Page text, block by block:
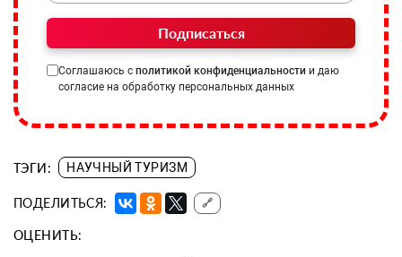
Подписаться
Соглашаюсь с политикой конфиденциальности и даю
согласие на обработку персональных данных
ТЭГИ: НАУЧНЫЙ ТУРИЗМ
ПОДЕЛИТЬСЯ: 🔗
ОЦЕНИТЬ: